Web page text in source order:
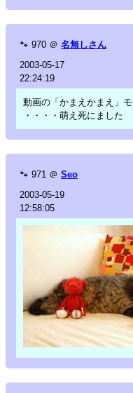
🐾 970 ＠ 名無しさん
2003-05-17
22:24:19
動画の「かまえかまえ」
・・・・萌え死にました
🐾 971 ＠ Seo
2003-05-19
12:58:05